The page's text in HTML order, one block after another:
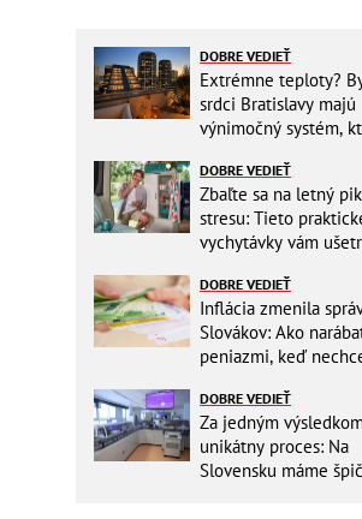
DOBRE VEDIEŤ
Extrémne teploty?
srdci Bratislavy majú
výnimočný systém,
DOBRE VEDIEŤ
Zbaľte sa na letný
stresu: Tieto
vychytávky vám
DOBRE VEDIEŤ
Inflácia zmenila
Slovákov: Ako
peniazmi, keď
DOBRE VEDIEŤ
Za jedným
unikátny proces: Na
Slovensku máme